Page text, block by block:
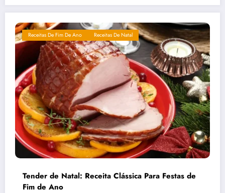
Receitas De Fim De Ano Receitas De Natal
Tender de Natal: Receita Clássica Para Festas de
Fim de Ano